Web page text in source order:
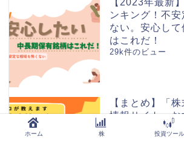
【2023年最新
ンキング！不安
ない。安心し
はこれだ！
29k件のビュー
【まとめ】「
情報サイト」お
28k件のビュー
ホーム 株 投資ツール
Order